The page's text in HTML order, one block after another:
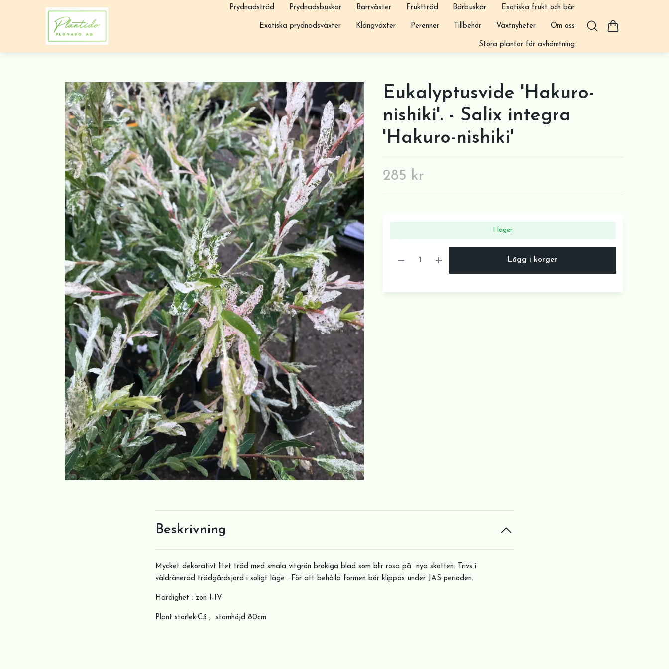
Prydnadsträd Prydnadsbuskar Barrväxter Fruktträd Bärbuskar Exotiska frukt och bär
Exotiska prydnadsväxter Klängväxter Perenner Tillbehör Växtnyheter Om oss
Stora plantor för avhämtning
Eukalyptusvide 'Hakuro-
nishiki'. - Salix integra
'Hakuro-nishiki'
285 kr
I lager
Lägg i korgen
Beskrivning
Mycket dekorativt litet träd med smala vitgrön brokiga blad som blir rosa på nya skotten. Trivs i
väldränerad trädgårdsjord i soligt läge . För att behålla formen bör klippas under JAS perioden.
Härdighet : zon I-IV
Plant storlek:C3 , stamhöjd 80cm